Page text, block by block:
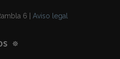
6 | Aviso legal